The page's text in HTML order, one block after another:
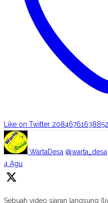
Like on Twitter
WartaDesa @warta_desa
4 Agu
Sebuah video siaran langsung